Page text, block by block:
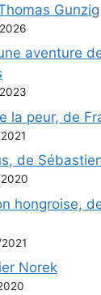
Gunzig
aventure
la peur, de
de
hongroise,
Norek